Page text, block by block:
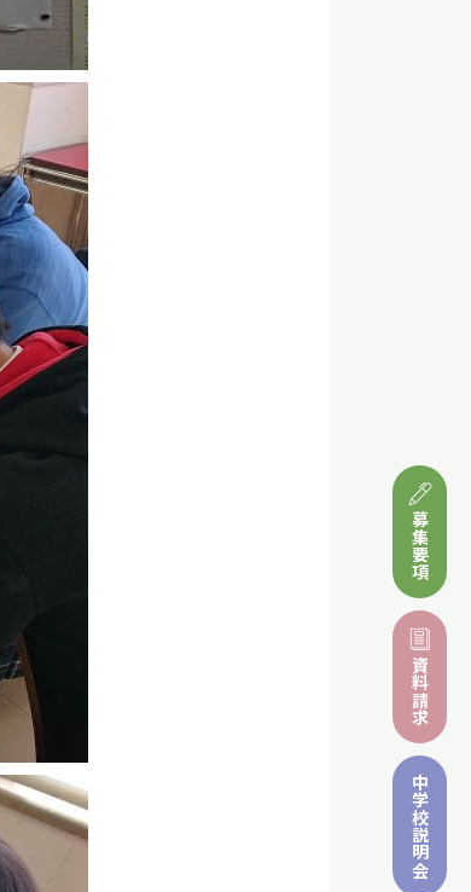
募集要項
資料請求
中学校
説明会